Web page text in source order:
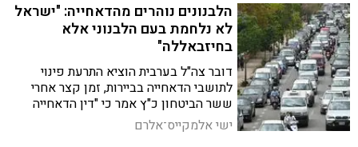
הלבנונים נוהרים מהדאחייה: "ישראל
לא נלחמת בעם הלבנוני אלא
בחיזבאללה"
דובר צה"ל בערבית הוציא התרעת פינוי
לתושבי הדאחייה בביירות, זמן קצר אחרי
ששר הביטחון כ"ץ אמר כי "דין הדאחייה
בביירות כדין יישובי הצפון בישראל - אם לא
יהיה שקט בצפון, לא יהיה שקט בביירות"
ישי אלמקייס־אלרם